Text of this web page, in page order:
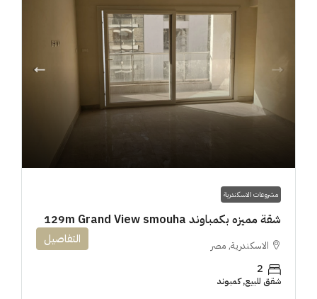
مشروعات الاسكندرية
شقة مميزه بكمباوند 129m Grand View smouha
الاسكندرية, مصر
2
شقق للبيع, كمبوند
التفاصيل